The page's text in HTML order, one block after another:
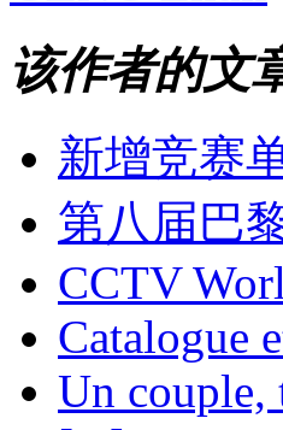
该作者的文
新增竞赛
第八届巴
CCTV
Catalogue
Un couple,